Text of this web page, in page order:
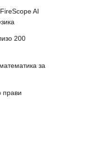
AI
200
за
прави